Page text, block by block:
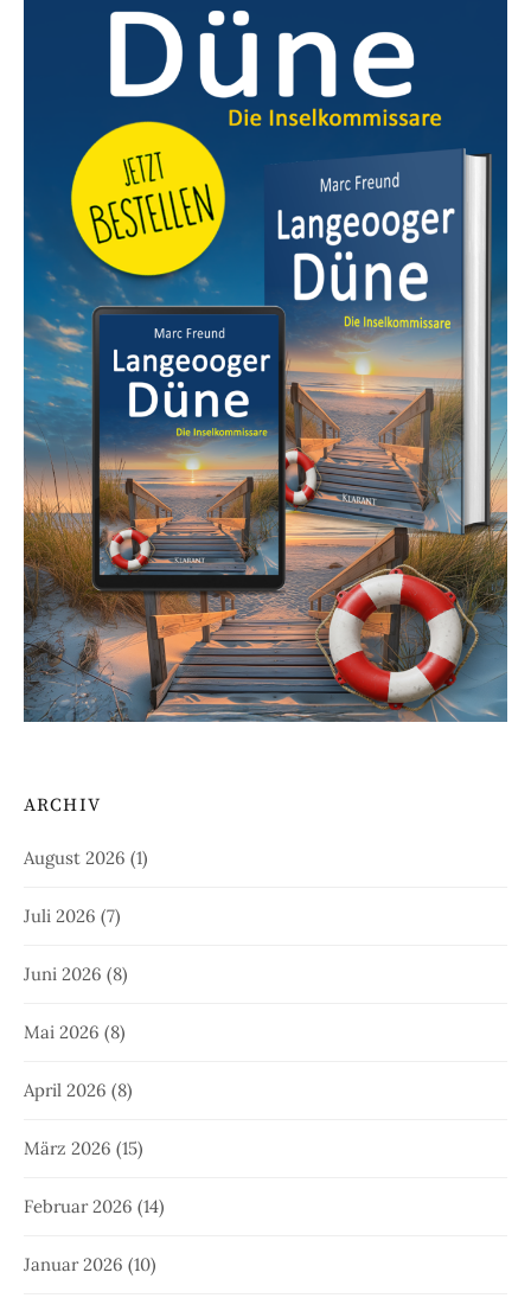
ARCHIV
August 2026 (1)
Juli 2026 (7)
Juni 2026 (8)
Mai 2026 (8)
April 2026 (8)
März 2026 (15)
Februar 2026 (14)
Januar 2026 (10)